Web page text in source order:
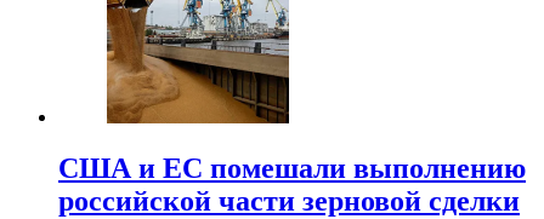
США и ЕС помешали выполнению
российской части зерновой сделки